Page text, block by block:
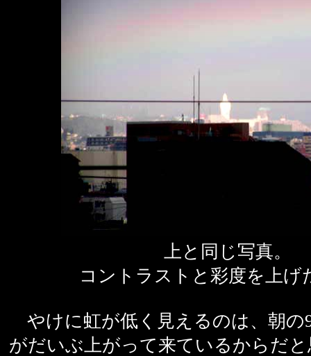
上と同じ写真。
コントラストと彩度を上げ
やけに虹が低く見えるのは、朝の
がだいぶ上がって来ているからだ